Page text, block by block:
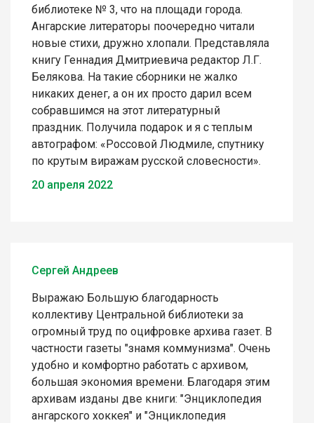
библиотеке № 3, что на площади города.
Ангарские литераторы поочередно читали
новые стихи, дружно хлопали. Представляла
книгу Геннадия Дмитриевича редактор Л.Г.
Белякова. На такие сборники не жалко
никаких денег, а он их просто дарил всем
собравшимся на этот литературный
праздник. Получила подарок и я с теплым
автографом: «Россовой Людмиле, спутнику
по крутым виражам русской словесности».
20 апреля 2022
Сергей Андреев
Выражаю Большую благодарность
коллективу Центральной библиотеки за
огромный труд по оцифровке архива газет. В
частности газеты "знамя коммунизма". Очень
удобно и комфортно работать с архивом,
большая экономия времени. Благодаря этим
архивам изданы две книги: "Энциклопедия
ангарского хоккея" и "Энциклопедия